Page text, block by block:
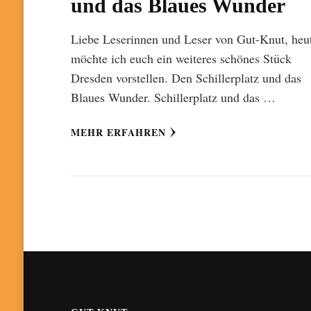
und das Blaues Wunder
Liebe Leserinnen und Leser von Gut-Knut,
möchte ich euch ein weiteres schönes Stück
Dresden vorstellen. Den Schillerplatz und das
Blaues Wunder. Schillerplatz und das …
MEHR ERFAHREN